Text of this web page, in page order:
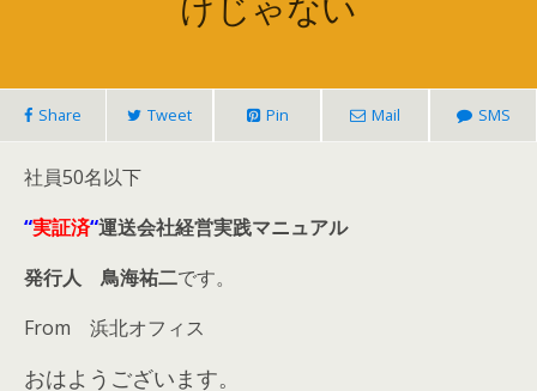
Share Tweet Pin Mail SMS
社員50名以下
“実証済“運送会社経営実践マニュアル
発行人 鳥海祐二です。
From 浜北オフィス
おはようございます。